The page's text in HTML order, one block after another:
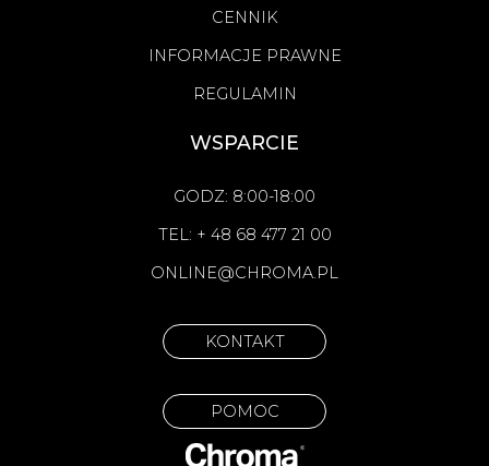
CENNIK
INFORMACJE PRAWNE
REGULAMIN
WSPARCIE
GODZ: 8:00-18:00
TEL: + 48 68 477 21 00
ONLINE@CHROMA.PL
KONTAKT
POMOC